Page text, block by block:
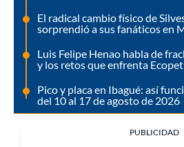
El radical cambio físico de
sorprendió a sus fanáticos en
Luis Felipe Henao habla de
y los retos que enfrenta
Pico y placa en Ibagué: así
del 10 al 17 de agosto de 2026
PUBLICIDAD